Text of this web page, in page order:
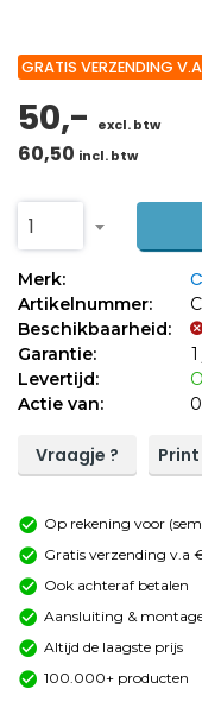
GRATIS VERZENDING
50,- excl. btw
60,50 incl. btw
1
Merk:
Artikelnummer:
Beschikbaarheid:
Garantie:
Levertijd:
Actie van:
Vraagje ?
Op rekening voor
Gratis verzending v.a
Ook achteraf betalen
Aansluiting &
Altijd de laagste prijs
100.000+ producten